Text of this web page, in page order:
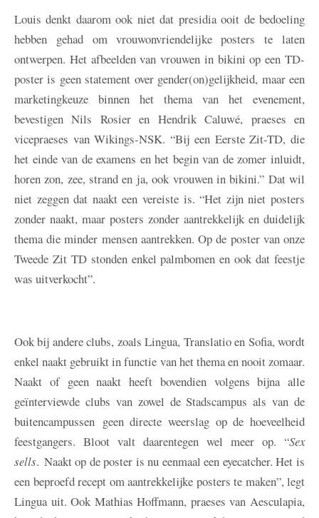
Louis denkt daarom ook niet dat presidia ooit de bedoeling
hebben gehad om vrouwonvriendelijke posters te laten
ontwerpen. Het afbeelden van vrouwen in bikini op een TD-
poster is geen statement over gender(on)gelijkheid, maar een
marketingkeuze binnen het thema van het evenement,
bevestigen Nils Rosier en Hendrik Caluwé, praeses en
vicepraeses van Wikings-NSK. “Bij een Eerste Zit-TD, die
het einde van de examens en het begin van de zomer inluidt,
horen zon, zee, strand en ja, ook vrouwen in bikini.” Dat wil
niet zeggen dat naakt een vereiste is. “Het zijn niet posters
zonder naakt, maar posters zonder aantrekkelijk en duidelijk
thema die minder mensen aantrekken. Op de poster van onze
Tweede Zit TD stonden enkel palmbomen en ook dat feestje
was uitverkocht”.
Ook bij andere clubs, zoals Lingua, Translatio en Sofia, wordt
enkel naakt gebruikt in functie van het thema en nooit zomaar.
Naakt of geen naakt heeft bovendien volgens bijna alle
geïnterviewde clubs van zowel de Stadscampus als van de
buitencampussen geen directe weerslag op de hoeveelheid
feestgangers. Bloot valt daarentegen wel meer op. “Sex
sells. Naakt op de poster is nu eenmaal een eyecatcher. Het is
een beproefd recept om aantrekkelijke posters te maken”, legt
Lingua uit. Ook Mathias Hoffmann, praeses van Aesculapia,